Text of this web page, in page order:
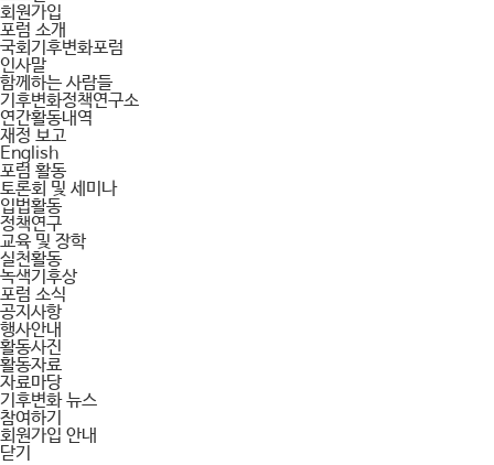
회원가입
포럼 소개
국회기후변화포럼
인사말
함께하는 사람들
기후변화정책연구소
연간활동내역
재정 보고
English
포럼 활동
토론회 및 세미나
입법활동
정책연구
교육 및 장학
실천활동
녹색기후상
포럼 소식
공지사항
행사안내
활동사진
활동자료
자료마당
기후변화 뉴스
참여하기
회원가입 안내
닫기